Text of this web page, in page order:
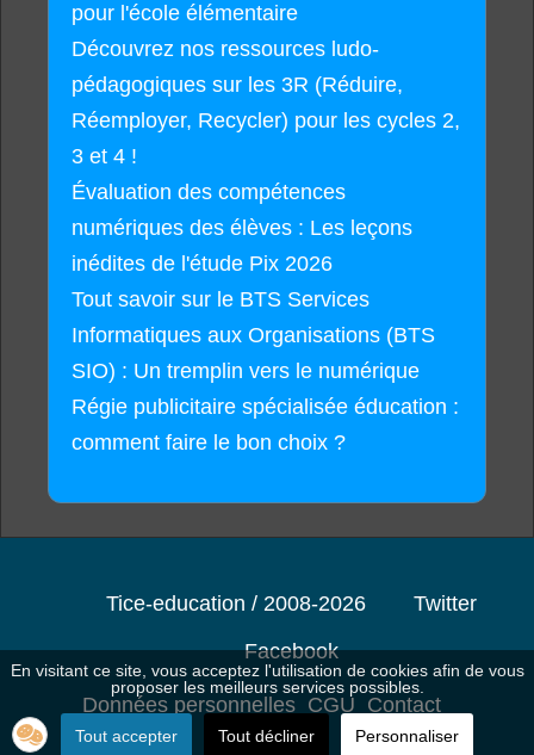
pour l'école élémentaire
Découvrez nos ressources ludo-
pédagogiques sur les 3R (Réduire,
Réemployer, Recycler) pour les cycles 2,
3 et 4 !
Évaluation des compétences
numériques des élèves : Les leçons
inédites de l'étude Pix 2026
Tout savoir sur le BTS Services
Informatiques aux Organisations (BTS
SIO) : Un tremplin vers le numérique
Régie publicitaire spécialisée éducation :
comment faire le bon choix ?
Tice-education / 2008-2026
Twitter
Facebook
Données personnelles CGU Contact
En visitant ce site, vous acceptez l'utilisation de cookies afin de vous
proposer les meilleurs services possibles.
Tout accepter Tout décliner Personnaliser